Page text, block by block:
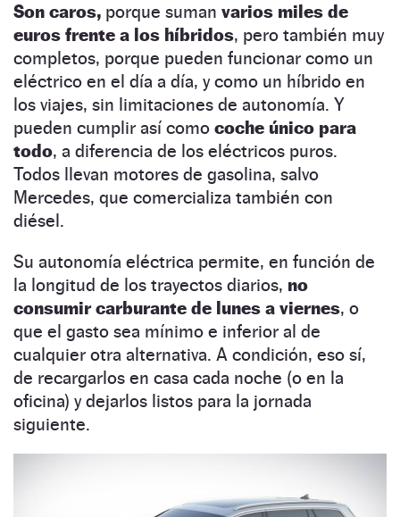
Son caros, porque suman varios miles de
euros frente a los híbridos, pero también muy
completos, porque pueden funcionar como un
eléctrico en el día a día, y como un híbrido en
los viajes, sin limitaciones de autonomía. Y
pueden cumplir así como coche único para
todo, a diferencia de los eléctricos puros.
Todos llevan motores de gasolina, salvo
Mercedes, que comercializa también con
diésel.
Su autonomía eléctrica permite, en función de
la longitud de los trayectos diarios, no
consumir carburante de lunes a viernes, o
que el gasto sea mínimo e inferior al de
cualquier otra alternativa. A condición, eso sí,
de recargarlos en casa cada noche (o en la
oficina) y dejarlos listos para la jornada
siguiente.